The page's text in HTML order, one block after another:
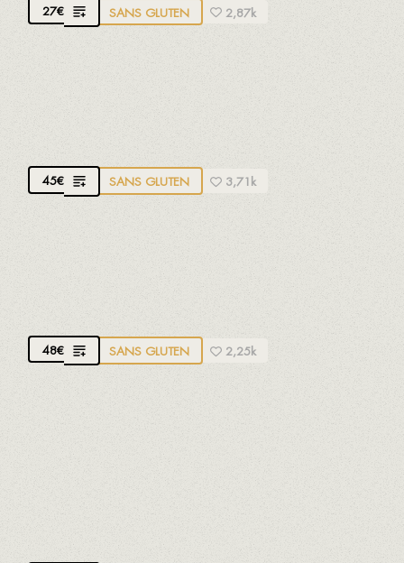
27€ SANS GLUTEN 2,87k
Crevettes caramotes, langoustines, couteaux,
45€ SANS GLUTEN 3,71k
Moules, escargots de mer, crevettes rouges,
48€ SANS GLUTEN 2,25k
Premier plat: moules, escargots de mer et huîtres
rouges, crevettes caramotes, homard, couteaux et
langoustines